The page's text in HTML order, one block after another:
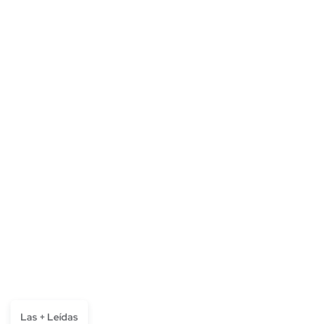
Las + Leídas